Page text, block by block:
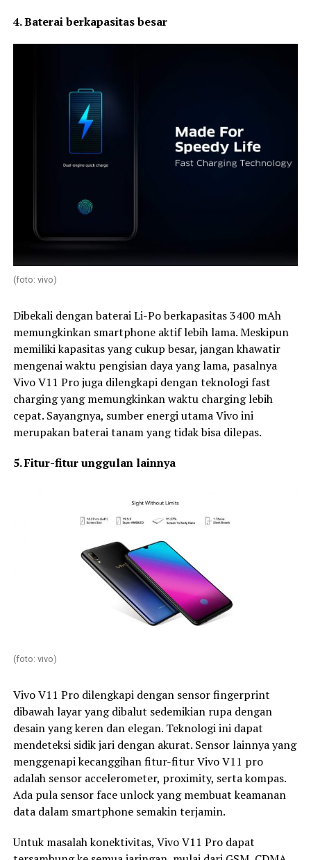
4. Baterai berkapasitas besar
(foto: vivo)
Dibekali dengan baterai Li-Po berkapasitas 3400 mAh
memungkinkan smartphone aktif lebih lama. Meskipun
memiliki kapasitas yang cukup besar, jangan khawatir
mengenai waktu pengisian daya yang lama, pasalnya
Vivo V11 Pro juga dilengkapi dengan teknologi fast
charging yang memungkinkan waktu charging lebih
cepat. Sayangnya, sumber energi utama Vivo ini
merupakan baterai tanam yang tidak bisa dilepas.
5. Fitur-fitur unggulan lainnya
(foto: vivo)
Vivo V11 Pro dilengkapi dengan sensor fingerprint
dibawah layar yang dibalut sedemikian rupa dengan
desain yang keren dan elegan. Teknologi ini dapat
mendeteksi sidik jari dengan akurat. Sensor lainnya yang
menggenapi kecanggihan fitur-fitur Vivo V11 pro
adalah sensor accelerometer, proximity, serta kompas.
Ada pula sensor face unlock yang membuat keamanan
data dalam smartphone semakin terjamin.
Untuk masalah konektivitas, Vivo V11 Pro dapat